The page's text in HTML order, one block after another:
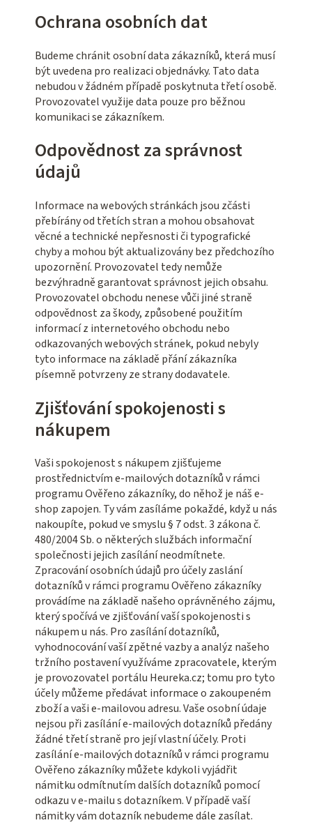
Ochrana osobních dat
Budeme chránit osobní data zákazníků, která musí
být uvedena pro realizaci objednávky. Tato data
nebudou v žádném případě poskytnuta třetí osobě.
Provozovatel využije data pouze pro běžnou
komunikaci se zákazníkem.
Odpovědnost za správnost
údajů
Informace na webových stránkách jsou zčásti
přebírány od třetích stran a mohou obsahovat
věcné a technické nepřesnosti či typografické
chyby a mohou být aktualizovány bez předchozího
upozornění. Provozovatel tedy nemůže
bezvýhradně garantovat správnost jejich obsahu.
Provozovatel obchodu nenese vůči jiné straně
odpovědnost za škody, způsobené použitím
informací z internetového obchodu nebo
odkazovaných webových stránek, pokud nebyly
tyto informace na základě přání zákazníka
písemně potvrzeny ze strany dodavatele.
Zjišťování spokojenosti s
nákupem
Vaši spokojenost s nákupem zjišťujeme
prostřednictvím e-mailových dotazníků v rámci
programu Ověřeno zákazníky, do něhož je náš e-
shop zapojen. Ty vám zasíláme pokaždé, když u nás
nakoupíte, pokud ve smyslu § 7 odst. 3 zákona č.
480/2004 Sb. o některých službách informační
společnosti jejich zasílání neodmítnete.
Zpracování osobních údajů pro účely zaslání
dotazníků v rámci programu Ověřeno zákazníky
provádíme na základě našeho oprávněného zájmu,
který spočívá ve zjišťování vaší spokojenosti s
nákupem u nás. Pro zasílání dotazníků,
vyhodnocování vaší zpětné vazby a analýz našeho
tržního postavení využíváme zpracovatele, kterým
je provozovatel portálu Heureka.cz; tomu pro tyto
účely můžeme předávat informace o zakoupeném
zboží a vaši e-mailovou adresu. Vaše osobní údaje
nejsou při zasílání e-mailových dotazníků předány
žádné třetí straně pro její vlastní účely. Proti
zasílání e-mailových dotazníků v rámci programu
Ověřeno zákazníky můžete kdykoli vyjádřit
námitku odmítnutím dalších dotazníků pomocí
odkazu v e-mailu s dotazníkem. V případě vaší
námitky vám dotazník nebudeme dále zasílat.